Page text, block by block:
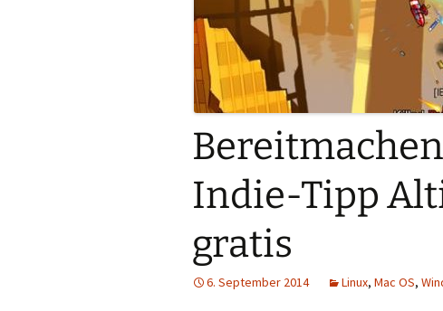
Indie-Tipp
gratis
6. September 2014 Linux, Mac OS,